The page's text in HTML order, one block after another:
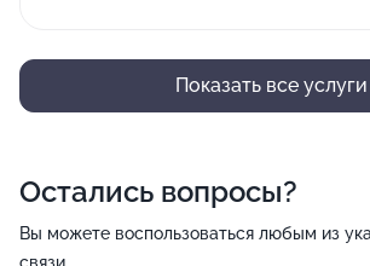
Показать все услуги
Остались вопросы?
Вы можете воспользоваться любым из